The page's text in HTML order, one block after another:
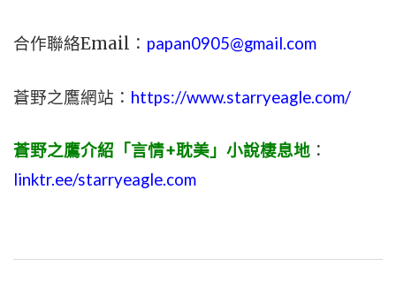
合作聯絡Email： papan0905@gmail.com
蒼野之鷹網站： https://www.starryeagle.com/
蒼野之鷹介紹「言情+耽美」小說棲息地 ：
linktr.ee/starryeagle.com